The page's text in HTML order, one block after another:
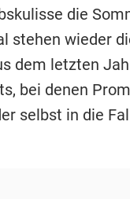
die
stehen wieder
dem letzten
bei denen
selbst in die